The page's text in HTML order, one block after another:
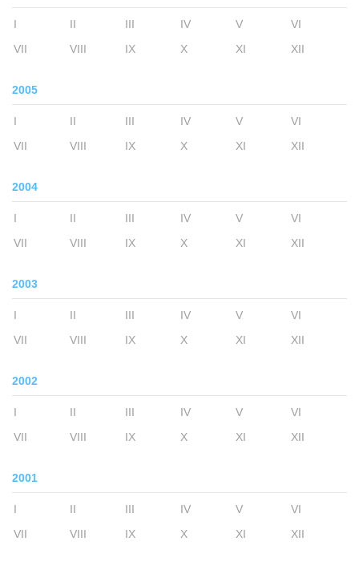
I II III IV V
VI
VII
VIII IX X XI XII
2005
I II III IV V
VI
VII
VIII IX X XI XII
2004
I II III IV V
VI
VII
VIII IX X XI XII
2003
I II III IV V
VI
VII
VIII IX X XI XII
2002
I II III IV V
VI
VII
VIII IX X XI XII
2001
I II III IV V
VI
VII
VIII IX X XI XII